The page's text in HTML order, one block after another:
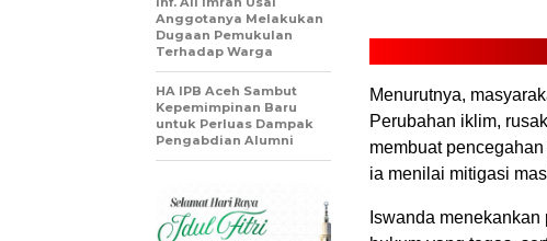
Menurutnya,
Perubahan iklim,
membuat
ia menilai mitigasi
Iswanda
Anggotanya Melakukan
Dugaan Pemukulan
Terhadap Warga
HA IPB Aceh Sambut
Kepemimpinan Baru
untuk Perluas Dampak
Pengabdian Alumni